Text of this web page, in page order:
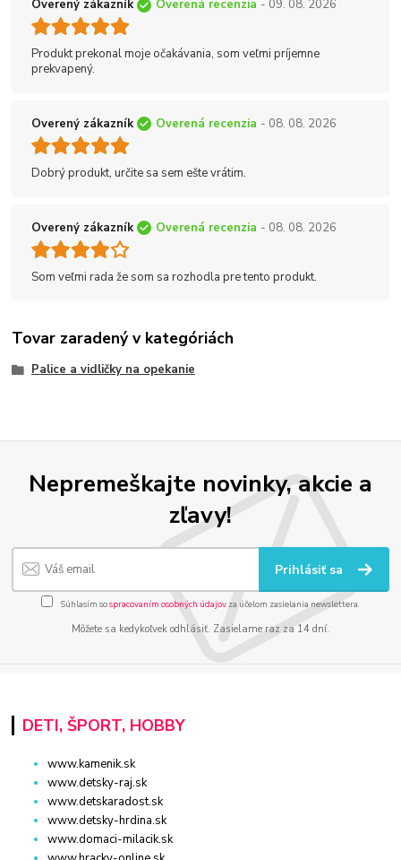
Overený zákazník Overená recenzia - 09. 08. 2026
Produkt prekonal moje očakávania, som veľmi príjemne
prekvapený.
Overený zákazník Overená recenzia - 08. 08. 2026
Dobrý produkt, určite sa sem ešte vrátim.
Overený zákazník Overená recenzia - 08. 08. 2026
Som veľmi rada že som sa rozhodla pre tento produkt.
Tovar zaradený v kategóriách
Palice a vidličky na opekanie
Nepremeškajte novinky, akcie a
zľavy!
Prihlásiť sa
Súhlasím sospracovaním osobných údajov za účelom zasielania newslettera.
Môžete sa kedykoľvek odhlásiť. Zasielame raz za 14 dní.
DETI, ŠPORT, HOBBY
www.kamenik.sk
www.detsky-raj.sk
www.detskaradost.sk
www.detsky-hrdina.sk
www.domaci-milacik.sk